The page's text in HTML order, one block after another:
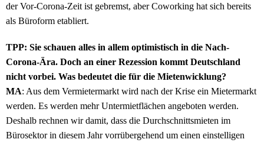
der Vor-Corona-Zeit ist gebremst, aber Coworking hat sich bereits
als Büroform etabliert.
TPP: Sie schauen alles in allem optimistisch in die Nach-
Corona-Ära. Doch an einer Rezession kommt Deutschland
nicht vorbei. Was bedeutet die für die Mietenwicklung?
MA: Aus dem Vermietermarkt wird nach der Krise ein Mietermarkt
werden. Es werden mehr Untermietflächen angeboten werden.
Deshalb rechnen wir damit, dass die Durchschnittsmieten im
Bürosektor in diesem Jahr vorrübergehend um einen einstelligen